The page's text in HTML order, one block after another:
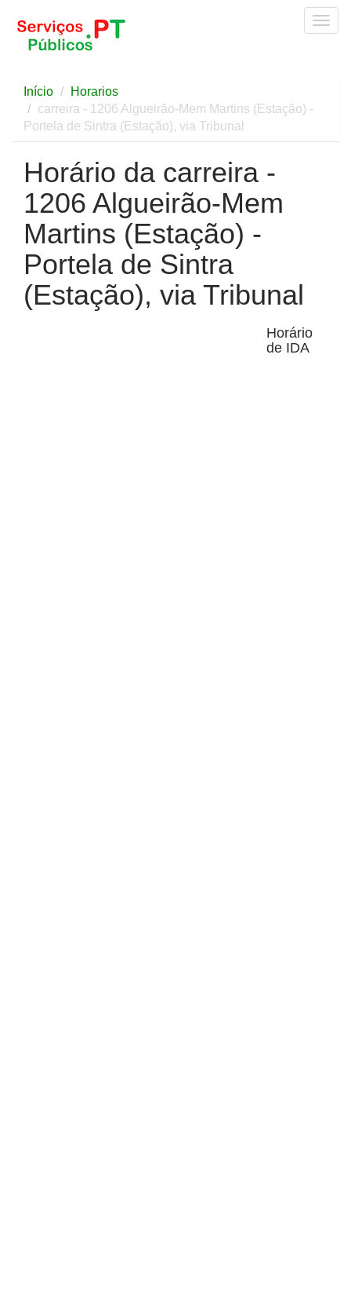
Início
Horarios
carreira - 1206 Algueirão-Mem Martins (Estação) -
Portela de Sintra (Estação), via Tribunal
Horário da carreira -
1206 Algueirão-Mem
Martins (Estação) -
Portela de Sintra
(Estação), via Tribunal
Horário
de IDA